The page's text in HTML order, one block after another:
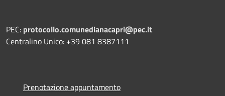
PEC: protocollo.comunedianacapri@pec.it
Centralino Unico: +39 081 8387111
Prenotazione appuntamento